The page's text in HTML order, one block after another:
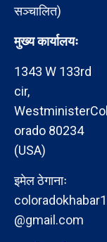
सञ्चालित)
मुख्य कार्यालयः
1343 W 133rd
cir,
WestministerCol
orado 80234
(USA)
इमेल ठेगानाः
coloradokhabar1
@gmail.com